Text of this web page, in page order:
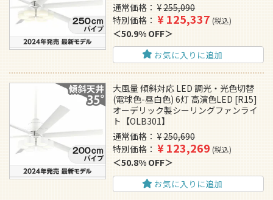
通常価格
¥255,090
特別価格
¥125,337 税込
50.9% OFF
お気に入りに追加
大風量 傾斜対応 LED 調光・光色切替
(電球色-昼白色) 6灯 高演色LED [R15]
オーデリック製シーリングファンライ
ト【OLB301】
通常価格
¥250,690
特別価格
¥123,269 税込
50.8% OFF
お気に入りに追加